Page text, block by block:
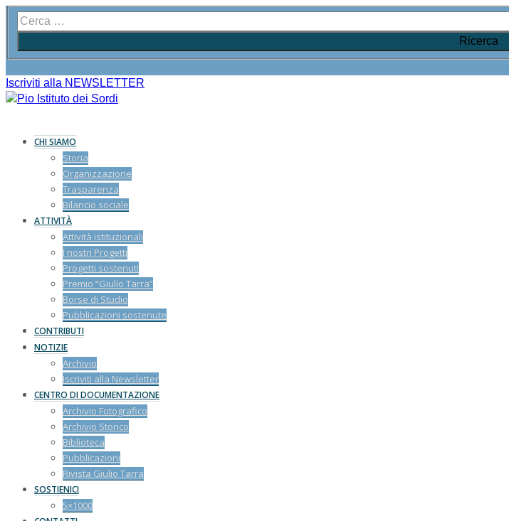
Iscriviti alla NEWSLETTER
CHI SIAMO
Storia
Organizzazione
Trasparenza
Bilancio sociale
ATTIVITÀ
Attività istituzionali
I nostri Progetti
Progetti sostenuti
Premio “Giulio Tarra”
Borse di Studio
Pubblicazioni sostenute
CONTRIBUTI
NOTIZIE
Archivio
Iscriviti alla Newsletter
CENTRO DI DOCUMENTAZIONE
Archivio Fotografico
Archivio Storico
Biblioteca
Pubblicazioni
Rivista Giulio Tarra
SOSTIENICI
5×1000